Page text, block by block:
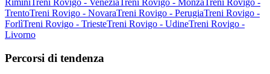
RiminiTreni Rovigo - VeneziaTreni Rovigo - MonzaTreni Rovigo -
TrentoTreni Rovigo - NovaraTreni Rovigo - PerugiaTreni Rovigo -
ForlìTreni Rovigo - TriesteTreni Rovigo - UdineTreni Rovigo -
Livorno
Percorsi di tendenza